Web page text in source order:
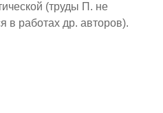
(труды П. не
в работах др. авторов).